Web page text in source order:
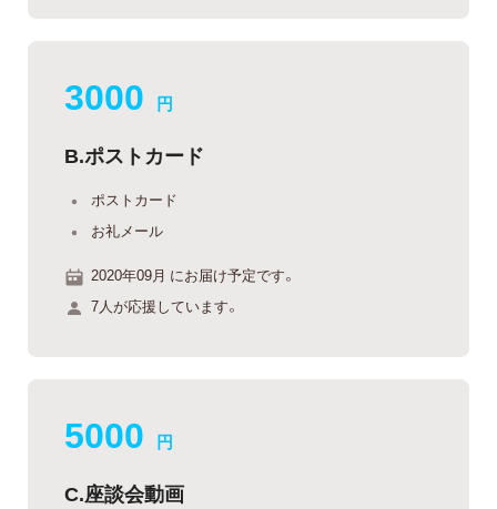
3000 円
B.ポストカード
ポストカード
お礼メール
2020年09月 にお届け予定です。
7人が応援しています。
5000 円
C.座談会動画